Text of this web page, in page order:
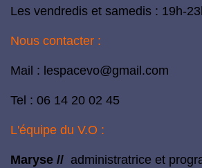
Les vendredis et samedis : 19h-
Nous contacter :
Mail : lespacevo@gmail.com
Tel : 06 14 20 02 45
L'équipe du V.O :
Maryse // administratrice et